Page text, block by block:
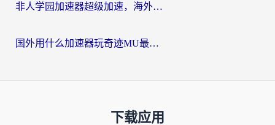
非人学园加速器超级加速，海外玩家重返国服的通行证
国外用什么加速器玩奇迹MU最好？2026海外玩家国服游戏加速全攻略
下载应用